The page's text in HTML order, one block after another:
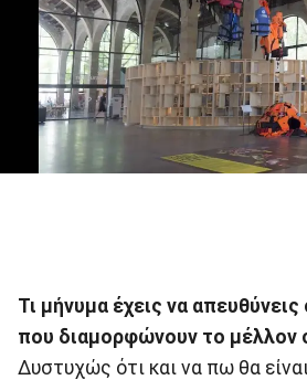
Τι μήνυμα έχεις να
που διαμορφώνουν το μέλλον
Δυστυχώς ότι και να πω θα